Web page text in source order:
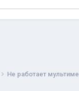
Не работает